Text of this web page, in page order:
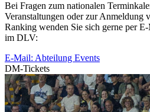
Bei Fragen zum nationalen
Veranstaltungen oder zur Anmeldung
Ranking wenden Sie sich gerne per
im DLV:
E-Mail: Abteilung Events
DM-Tickets